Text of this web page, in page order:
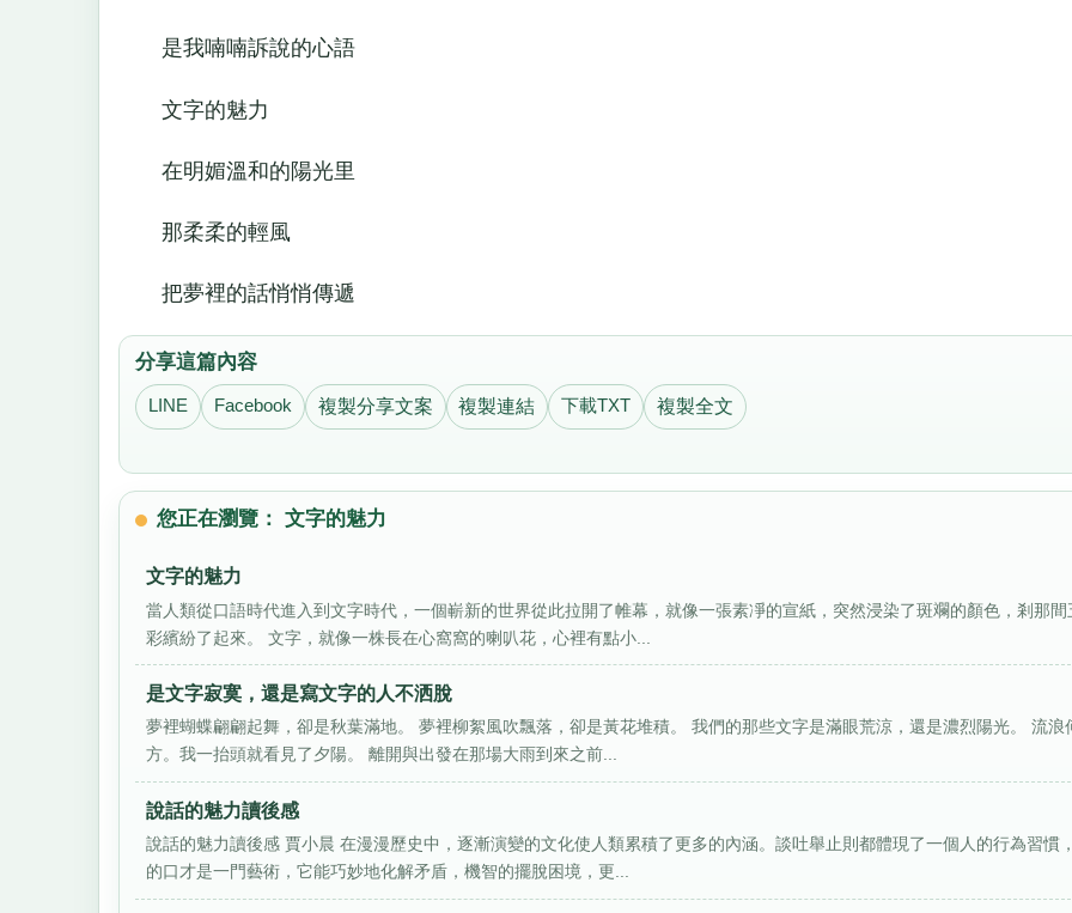
是我喃喃訴說的心語
文字的魅力
在明媚溫和的陽光里
那柔柔的輕風
把夢裡的話悄悄傳遞
分享這篇內容
LINE Facebook 複製分享文案 複製連結 下載TXT 複製全文
您正在瀏覽： 文字的魅力
文字的魅力
當人類從口語時代進入到文字時代，一個嶄新的世界從此拉開了帷幕，就像一張素凈的宣紙，突然浸染了斑斕的顏色，剎那間
彩繽紛了起來。 文字，就像一株長在心窩窩的喇叭花，心裡有點小...
是文字寂寞，還是寫文字的人不洒脫
夢裡蝴蝶翩翩起舞，卻是秋葉滿地。 夢裡柳絮風吹飄落，卻是黃花堆積。 我們的那些文字是滿眼荒涼，還是濃烈陽光。 流浪
方。我一抬頭就看見了夕陽。 離開與出發在那場大雨到來之前...
說話的魅力讀後感
說話的魅力讀後感 賈小晨 在漫漫歷史中，逐漸演變的文化使人類累積了更多的內涵。談吐舉止則都體現了一個人的行為習慣
的口才是一門藝術，它能巧妙地化解矛盾，機智的擺脫困境，更...